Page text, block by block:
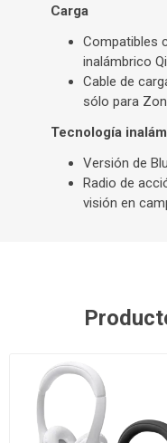
Carga
Compatibles
inalámbrico
Cable de
sólo para
Tecnología
Versión de
Radio de
visión en